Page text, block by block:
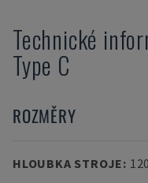
Technické
Type C
ROZMĚRY
HLOUBKA STROJE: